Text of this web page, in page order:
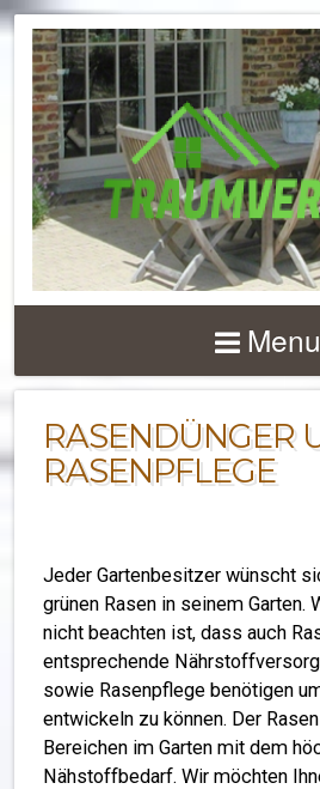
ZU
UND
Menu
RASENDÜNGER
RASENPFLEGE
Jeder Gartenbesitzer wünscht
grünen Rasen in seinem Garten.
nicht beachten ist, dass auch
entsprechende
sowie Rasenpflege benötigen
entwickeln zu können. Der
Bereichen im Garten mit dem
Nähstoffbedarf. Wir möchten